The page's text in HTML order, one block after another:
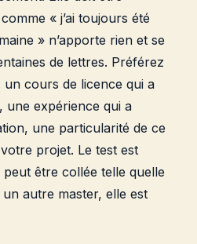
« j’ai toujours été
» n’apporte rien et se
de lettres. Préférez
cours de licence qui a
une expérience qui a
une particularité de ce
projet. Le test est
peut être collée telle quelle
autre master, elle est